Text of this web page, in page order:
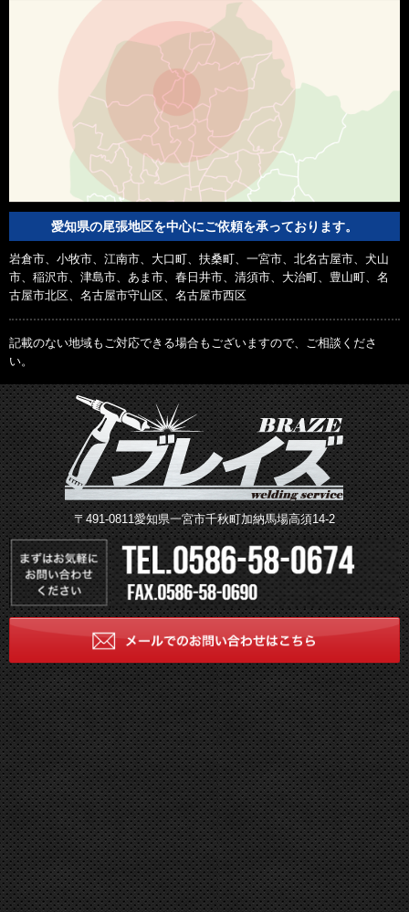
愛知県の尾張地区を中心にご依頼を承っております。
岩倉市、小牧市、江南市、大口町、扶桑町、一宮市、北名古屋市、犬山
市、稲沢市、津島市、あま市、春日井市、清須市、大治町、豊山町、名
古屋市北区、名古屋市守山区、名古屋市西区
記載のない地域もご対応できる場合もございますので、ご相談くださ
い。
〒491-0811愛知県一宮市千秋町加納馬場高須14-2